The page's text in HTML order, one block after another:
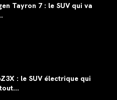
Tayron 7 : le SUV qui va
: le SUV électrique qui